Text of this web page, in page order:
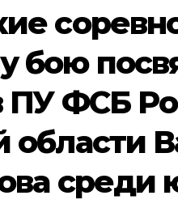
бою
ПУ ФСБ
области